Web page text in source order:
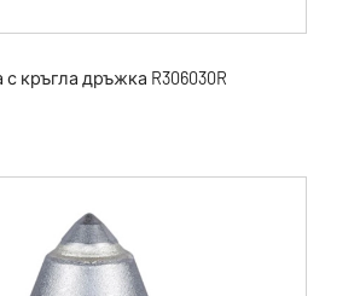
с кръгла дръжка R306030R